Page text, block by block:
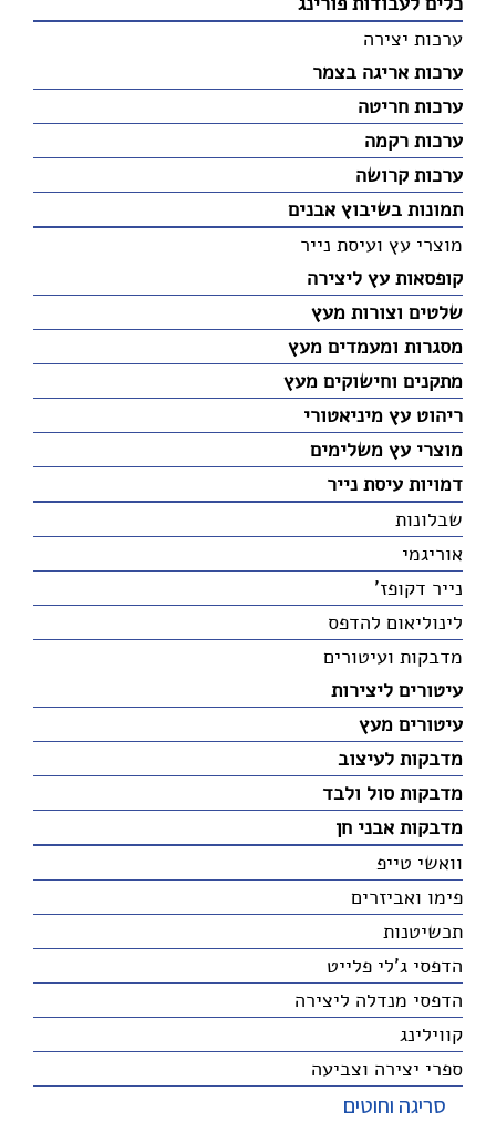
ערכות יצירה
ערכות אריגה בצמר
ערכות חריטה
ערכות רקמה
ערכות קרושה
תמונות בשיבוץ אבנים
מוצרי עץ ועיסת נייר
קופסאות עץ ליצירה
שלטים וצורות מעץ
מסגרות ומעמדים מעץ
מתקנים וחישוקים מעץ
ריהוט עץ מיניאטורי
מוצרי עץ משלימים
דמויות עיסת נייר
שבלונות
אוריגמי
נייר דקופז'
לינוליאום להדפס
מדבקות ועיטורים
עיטורים ליצירות
עיטורים מעץ
מדבקות לעיצוב
מדבקות סול ולבד
מדבקות אבני חן
וואשי טייפ
פימו ואביזרים
תכשיטנות
הדפסי ג'לי פלייט
הדפסי מנדלה ליצירה
קווילינג
ספרי יצירה וצביעה
סריגה וחוטים